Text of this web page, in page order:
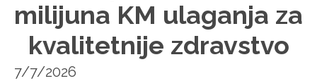
milijuna KM ulaganja za
kvalitetnije zdravstvo
7/7/2026